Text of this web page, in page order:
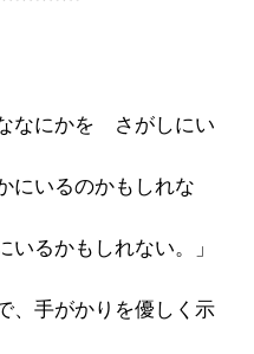
なにかを さがしにい
にいるのかもしれな
いるかもしれない。」
、手がかりを優しく示